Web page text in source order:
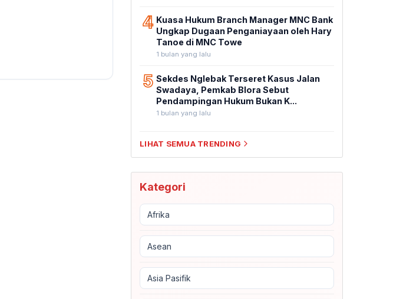
4 Kuasa Hukum Branch Manager MNC Bank
Ungkap Dugaan Penganiayaan oleh Hary
Tanoe di MNC Towe
1 bulan yang lalu
5 Sekdes Nglebak Terseret Kasus Jalan
Swadaya, Pemkab Blora Sebut
Pendampingan Hukum Bukan K...
1 bulan yang lalu
LIHAT SEMUA TRENDING
Kategori
Afrika
Asean
Asia Pasifik